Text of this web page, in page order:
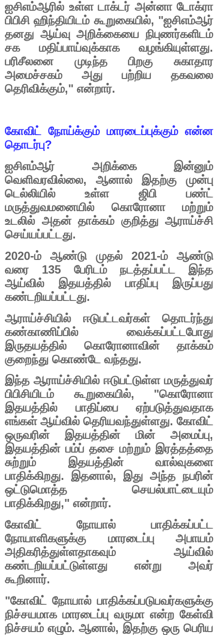
ஐசிஎம்ஆரில் உள்ள டாக்டர் அன்னா டோக்ரா
பிபிசி ஹிந்தியிடம் கூறுகையில், "ஐசிஎம்ஆர்
தனது ஆய்வு அறிக்கையை நிபுணர்களிடம்
சக
மதிப்பாய்வுக்காக வழங்கியுள்ளது.
பரிசீலனை முடிந்த பிறகு
சுகாதார
அமைச்சகம்
அது பற்றிய
தகவலை
தெரிவிக்கும்," என்றார்.
கோவிட் நோய்க்கும் மாரடைப்புக்கும் என்ன
தொடர்பு?
ஐசிஎம்ஆர் அறிக்கை
இன்னும்
வெளிவரவில்லை, ஆனால் இதற்கு
முன்பு
டெல்லியில்
உள்ள ஜிபி
பண்ட்
மருத்துவமனையில்
கொரோனா
மற்றும்
உடலில் அதன் தாக்கம் குறித்து ஆராய்ச்சி
செய்யப்பட்டது.
2020-ம் ஆண்டு முதல்2021-ம்
ஆண்டு
வரை 135 பேரிடம் நடத்தப்பட்ட
இந்த
ஆய்வில்
இதயத்தில் பாதிப்பு
இருப்பது
கண்டறியப்பட்டது.
ஆராய்ச்சியில் ஈடுபட்டவர்கள்
தொடர்ந்து
கண்காணிப்பில்
வைக்கப்பட்டபோது
இருதயத்தில்
கொரோனாவின்
தாக்கம்
குறைந்து கொண்டே வந்தது.
இந்த ஆராய்ச்சியில் ஈடுபட்டுள்ள மருத்துவர்
பிபிசியிடம்
கூறுகையில், "கொரோனா
இதயத்தில்
பாதிப்பை
ஏற்படுத்துவதாக
எங்கள் ஆய்வில் தெரியவந்துள்ளது. கோவிட்
ஒருவரின்
இதயத்தின் மின் அமைப்பு,
இதயத்தின் பம்ப் தசை மற்றும் இரத்தத்தை
சுற்றும்
இதயத்தின்
வால்வுகளை
பாதிக்கிறது. இதனால், இது அந்த நபரின்
ஒட்டுமொத்த
செயல்பாட்டையும்
பாதிக்கிறது," என்றார்.
கோவிட் நோயால்
பாதிக்கப்பட்ட
நோயாளிகளுக்கு
மாரடைப்பு
அபாயம்
அதிகரித்துள்ளதாகவும்
ஆய்வில்
கண்டறியப்பட்டுள்ளது
என்று
அவர்
கூறினார்.
"கோவிட் நோயால் பாதிக்கப்படுபவர்களுக்கு
நிச்சயமாக மாரடைப்பு வருமா என்ற கேள்வி
நிச்சயம் எழும். ஆனால், இதற்கு ஒரு பெரிய